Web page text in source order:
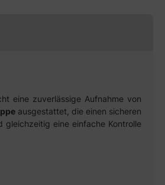
eine zuverlässige Aufnahme von
ausgestattet, die einen sicheren
eine einfache Kontrolle